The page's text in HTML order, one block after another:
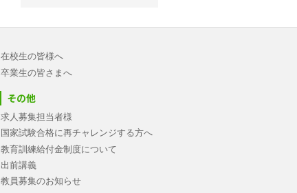
在校生の皆様へ
卒業生の皆さまへ
その他
求人募集担当者様
国家試験合格に再チャレンジする方へ
教育訓練給付金制度について
出前講義
教員募集のお知らせ